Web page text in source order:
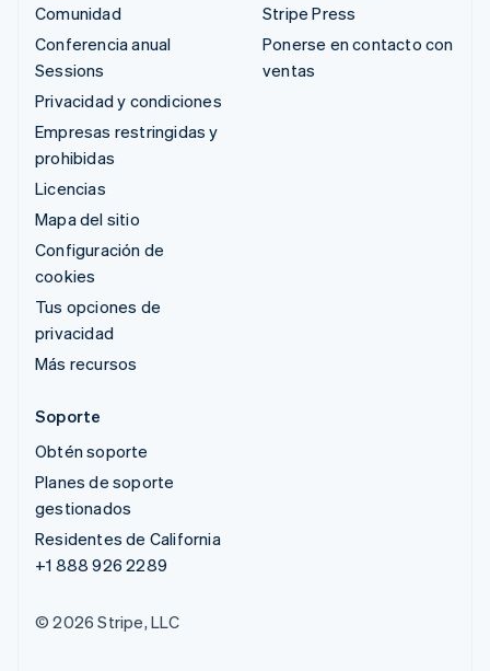
Comunidad
Conferencia anual
Sessions
Privacidad y condiciones
Empresas restringidas y
prohibidas
Licencias
Mapa del sitio
Configuración de
cookies
Tus opciones de
privacidad
Más recursos
Stripe Press
Ponerse en contacto con
ventas
Soporte
Obtén soporte
Planes de soporte
gestionados
Residentes de California
+1 888 926 2289
© 2026 Stripe, LLC